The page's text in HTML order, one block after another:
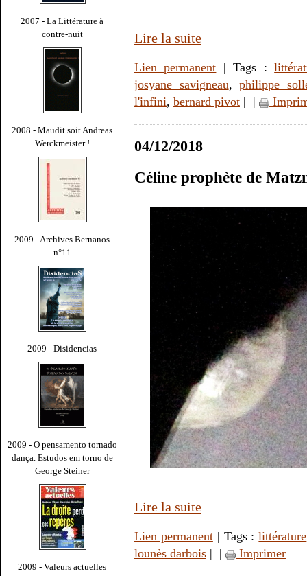
2007 - La Littérature à
contre-nuit
2008 - Maudit soit Andreas
Werckmeister !
2009 - Archives Bernanos
n°11
2009 - Disidencias
2009 - O pensamento tornado
dança. Estudos em torno de
George Steiner
2009 - Valeurs actuelles
Lire la suite
Lien permanent | Tags :
josyane savigneau,philippe
l'infini, bernard pivot | |
04/12/2018
Céline prophète de
Lire la suite
Lien permanent| Tags :littérature
lounès darbois | | Imprimer